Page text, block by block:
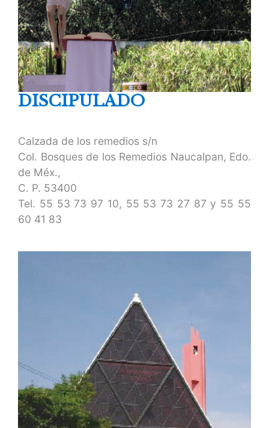
DISCIPULADO
Calzada de los remedios s/n
Col. Bosques de los Remedios Naucalpan, Edo.
de Méx.,
C. P. 53400
Tel. 55 53 73 97 10, 55 53 73 27 87 y 55 55
60 41 83